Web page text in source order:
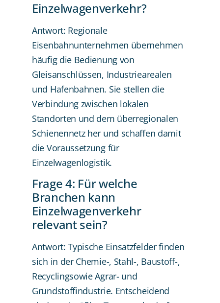
Einzelwagenverkehr?
Antwort: Regionale
Eisenbahnunternehmen übernehmen
häufig die Bedienung von
Gleisanschlüssen, Industriearealen
und Hafenbahnen. Sie stellen die
Verbindung zwischen lokalen
Standorten und dem überregionalen
Schienennetz her und schaffen damit
die Voraussetzung für
Einzelwagenlogistik.
Frage 4: Für welche
Branchen kann
Einzelwagenverkehr
relevant sein?
Antwort: Typische Einsatzfelder finden
sich in der Chemie-, Stahl-, Baustoff-,
Recyclingsowie Agrar- und
Grundstoffindustrie. Entscheidend